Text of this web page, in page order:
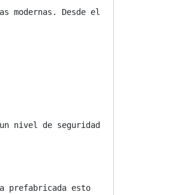
modernas. Desde el
nivel de seguridad
prefabricada esto